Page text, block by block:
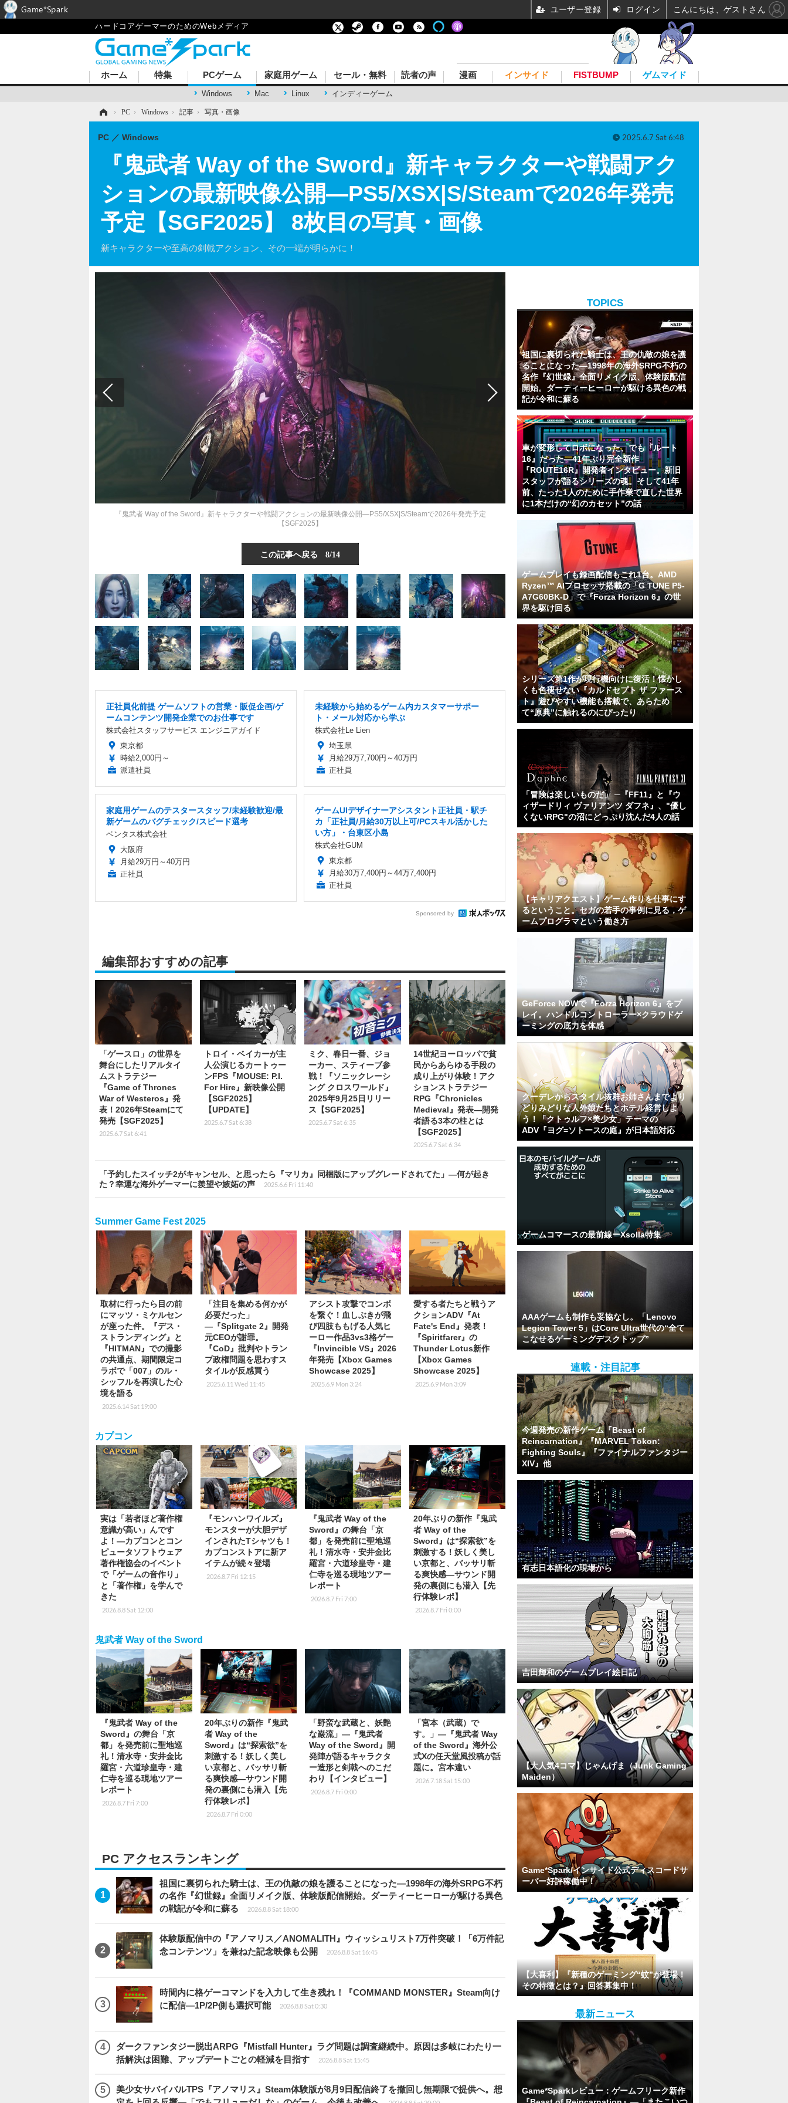
ハードコアゲーマーのためのWebメディア
ホーム 特集 PCゲーム
Windows Mac Linux インディーゲーム
家庭用ゲーム セール・無料 読者の声 漫画 インサイド FISTBUMP ゲムマイド
› PC › Windows › 記事 › 写真・画像
『鬼武者 Way of the Sword』新キャラクターや戦闘アク
ションの最新映像公開―PS5/XSX|S/Steamで2026年発売
予定【SGF2025】 8枚目の写真・画像
新キャラクターや至高の剣戟アクション、その一端が明らかに！
PC Windows 2025.6.7 Sat 6:48
『鬼武者 Way of the Sword』新キャラクターや戦闘アクションの最新映像公開―PS5/XSX|S/Steamで2026年発売予定
【SGF2025】
この記事へ戻る 8/14
正社員化前提 ゲームソフトの営業・販促企画/ゲ
ームコンテンツ開発企業でのお仕事です
株式会社スタッフサービス エンジニアガイド
東京都
時給2,000円～
派遣社員
未経験から始めるゲーム内カスタマーサポー
ト・メール対応から学ぶ
株式会社Le Lien
埼玉県
月給29万7,700円～40万円
正社員
家庭用ゲームのテスタースタッフ/未経験歓迎/最
新ゲームのバグチェック/スピード選考
ベンタス株式会社
大阪府
月給29万円～40万円
正社員
ゲームUIデザイナーアシスタント正社員・駅チ
カ「正社員/月給30万以上可/PCスキル活かした
い方」・台東区小島
株式会社GUM
東京都
月給30万7,400円～44万7,400円
正社員
Sponsored by
編集部おすすめの記事
「ゲースロ」の世界を
舞台にしたリアルタイ
ムストラテジー
『Game of Thrones
War of Westeros』発
表！2026年Steamにて
発売【SGF2025】
2025.6.7 Sat 6:41
トロイ・ベイカーが主
人公演じるカートゥー
ンFPS『MOUSE: P.I.
For Hire』新映像公開
【SGF2025】
【UPDATE】
2025.6.7 Sat 6:38
ミク、春日一番、ジョ
ーカー、スティーブ参
戦！『ソニックレーシ
ング クロスワールド』
2025年9月25日リリー
ス【SGF2025】
2025.6.7 Sat 6:35
14世紀ヨーロッパで貧
民からあらゆる手段の
成り上がり体験！アク
ションストラテジー
RPG『Chronicles
Medieval』発表―開発
者語る3本の柱とは
【SGF2025】
2025.6.7 Sat 6:34
「予約したスイッチ2がキャンセル、と思ったら『マリカ』同梱版にアップグレードされてた」―何が起き
た？幸運な海外ゲーマーに羨望や嫉妬の声
2025.6.6 Fri 11:40
Summer Game Fest 2025
取材に行ったら目の前
にマッツ・ミケルセン
が座った件。『デス・
ストランディング』と
『HITMAN』での撮影
の共通点、期間限定コ
ラボで「007」のル・
シッフルを再演した心
境を語る
2025.6.14 Sat 19:00
「注目を集める何かが
必要だった」
―『Splitgate 2』開発
元CEOが謝罪。
『CoD』批判やトラン
プ政権問題を思わすス
タイルが反感買う
2025.6.11 Wed 11:45
アシスト攻撃でコンボ
を繋ぐ！血しぶきが飛
び四肢ももげる人気ヒ
ーロー作品3vs3格ゲー
『Invincible VS』2026
年発売【Xbox Games
Showcase 2025】
2025.6.9 Mon 3:24
愛する者たちと戦うア
クションADV『At
Fate's End』発表！
『Spiritfarer』の
Thunder Lotus新作
【Xbox Games
Showcase 2025】
2025.6.9 Mon 3:09
カプコン
実は「若者ほど著作権
意識が高い」んです
よ！―カプコンとコン
ピュータソフトウェア
著作権協会のイベント
で「ゲームの音作り」
と「著作権」を学んで
きた
2026.8.8 Sat 12:00
『モンハンワイルズ』
モンスターが大胆デザ
インされたTシャツも！
カプコンストアに新ア
イテムが続々登場
2026.8.7 Fri 12:15
『鬼武者 Way of the
Sword』の舞台「京
都」を発売前に聖地巡
礼！清水寺・安井金比
羅宮・六道珍皇寺・建
仁寺を巡る現地ツアー
レポート
2026.8.7 Fri 7:00
20年ぶりの新作『鬼武
者 Way of the
Sword』は“探索欲”を
刺激する！妖しく美し
い京都と、バッサリ斬
る爽快感―サウンド開
発の裏側にも潜入【先
行体験レポ】
2026.8.7 Fri 0:00
鬼武者 Way of the Sword
『鬼武者 Way of the
Sword』の舞台「京
都」を発売前に聖地巡
礼！清水寺・安井金比
羅宮・六道珍皇寺・建
仁寺を巡る現地ツアー
レポート
2026.8.7 Fri 7:00
20年ぶりの新作『鬼武
者 Way of the
Sword』は“探索欲”を
刺激する！妖しく美し
い京都と、バッサリ斬
る爽快感―サウンド開
発の裏側にも潜入【先
行体験レポ】
2026.8.7 Fri 0:00
「野蛮な武蔵と、妖艶
な巌流」―『鬼武者
Way of the Sword』開
発陣が語るキャラクタ
ー造形と剣戟へのこだ
わり【インタビュー】
2026.8.7 Fri 0:00
「宮本（武蔵）で
す。」―『鬼武者 Way
of the Sword』海外公
式Xの任天堂風投稿が話
題に。宮本違い
2026.7.18 Sat 15:00
PC アクセスランキング
祖国に裏切られた騎士は、王の仇敵の娘を護ることになった―1998年の海外SRPG不朽
の名作『幻世録』全面リメイク版、体験版配信開始。ダーティーヒーローが駆ける異色
の戦記が令和に蘇る
2026.8.8 Sat 18:00
体験版配信中の『アノマリス／ANOMALITH』ウィッシュリスト7万件突破！「6万件記
念コンテンツ」を兼ねた記念映像も公開
2026.8.8 Sat 16:45
時間内に格ゲーコマンドを入力して生き残れ！『COMMAND MONSTER』Steam向け
に配信―1P/2P側も選択可能
2026.8.8 Sat 0:30
ダークファンタジー脱出ARPG『Mistfall Hunter』ラグ問題は調査継続中。原因は多岐にわたり一
括解決は困難、アップデートごとの軽減を目指す
2026.8.8 Sat 15:45
美少女サバイバルTPS『アノマリス』Steam体験版が8月9日配信終了を撤回し無期限で提供へ。想
TOPICS
祖国に裏切られた騎士は、王の仇敵の娘を護
ることになった―1998年の海外SRPG不朽の
名作『幻世録』全面リメイク版、体験版配信
開始。ダーティーヒーローが駆ける異色の戦
記が令和に蘇る
車が変形してロボになった、でも『ルート
16』だった―41年ぶり完全新作
『ROUTE16R』開発者インタビュー。新旧
スタッフが語るシリーズの魂。そして41年
前、たった1人のために手作業で直した世界
に1本だけの“幻のカセット”の話
ゲームプレイも録画配信もこれ1台。AMD
Ryzen™ AIプロセッサ搭載の「G TUNE P5-
A7G60BK-D」で『Forza Horizon 6』の世
界を駆け回る
シリーズ第1作が現行機向けに復活！懐かし
くも色褪せない『カルドセプト ザ ファース
ト』遊びやすい機能も搭載で、あらため
て“原典”に触れるのにぴったり
「冒険は楽しいものだ」 ─『FF11』と『ウ
ィザードリィ ヴァリアンツ ダフネ』、"優し
くないRPG"の沼にどっぷり沈んだ4人の話
【キャリアクエスト】ゲーム作りを仕事にす
るということ。セガの若手の事例に見る，ゲ
ームプログラマという働き方
GeForce NOWで『Forza Horizon 6』をプ
レイ。ハンドルコントローラー×クラウドゲ
ーミングの底力を体感
クーデレからスタイル抜群お姉さんまでより
どりみどりな人外娘たちとホテル経営しよ
う！「クトゥルフ×美少女」テーマの
ADV『ヨグ=ソトースの庭』が日本語対応
ゲームコマースの最前線ーXsolla特集
AAAゲームも制作も妥協なし。「Lenovo
Legion Tower 5」はCore Ultra世代の“全て
こなせるゲーミングデスクトップ”
連載・注目記事
今週発売の新作ゲーム『Beast of
Reincarnation』『MARVEL Tōkon:
Fighting Souls』『ファイナルファンタジー
XIV』他
有志日本語化の現場から
吉田輝和のゲームプレイ絵日記
【大人気4コマ】じゃんげま（Junk Gaming
Maiden）
Game*Spark/インサイド公式ディスコードサ
ーバー好評稼働中！
【大喜利】『新種のゲーミング“蚊”が登場！
その特徴とは？』回答募集中！
最新ニュース
Game*Sparkレビュー：ゲームフリーク新作
Game*Spark ユーザー登録 ログイン こんにちは、ゲストさん